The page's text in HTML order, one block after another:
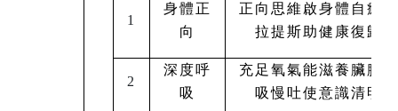
1
身體正
向
正向思維啟身體自癒
拉提斯助健康復歸。
2
深度呼
吸
充足氧氣能滋養臟腑
吸慢吐使意識清明。